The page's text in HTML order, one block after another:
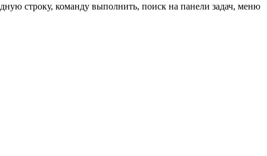
строку, команду выполнить, поиск на панели задач, меню